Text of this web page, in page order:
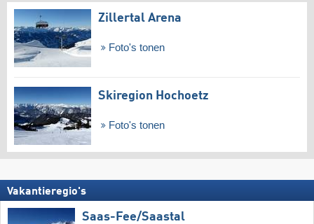
Zillertal Arena
Foto's tonen
Skiregion Hochoetz
Foto's tonen
Vakantieregio's
Saas-Fee/​Saastal